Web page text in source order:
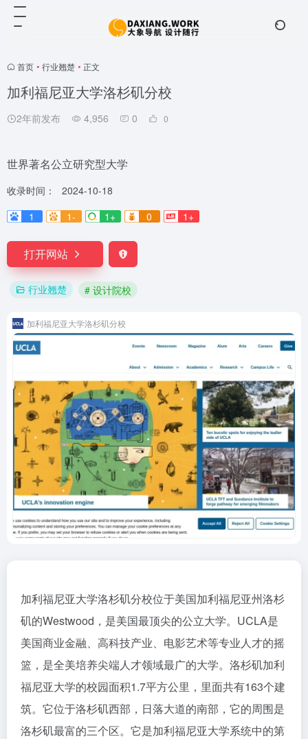
首页 • 行业翘楚 • 正文
加利福尼亚大学洛杉矶分校
2年前发布 4,956 0 0
世界著名公立研究型大学
收录时间：
2024-10-18
1
1- 1+ 0 1+
打开网站
行业翘楚 # 设计院校
加利福尼亚大学洛杉矶分校
加利福尼亚大学洛杉矶分校位于美国加利福尼亚州洛杉
矶的Westwood，是美国最顶尖的公立大学。UCLA是
美国商业金融、高科技产业、电影艺术等专业人才的摇
篮，是全美培养尖端人才领域最广的大学。洛杉矶加利
福尼亚大学的校园面积1.7平方公里，里面共有163个建
筑。它位于洛杉矶西部，日落大道的南部，它的周围是
洛杉矶最富的三个区。它是加利福尼亚大学系统中的第